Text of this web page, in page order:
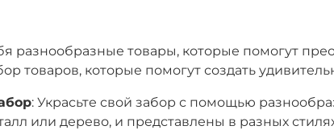
разнообразные товары, которые помогут
товаров, которые помогут создать
: Украсьте свой забор с помощью
или дерево, и представлены в разных